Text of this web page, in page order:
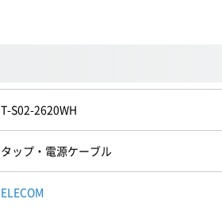
T-S02-2620WH
タップ・電源ケーブル
ELECOM